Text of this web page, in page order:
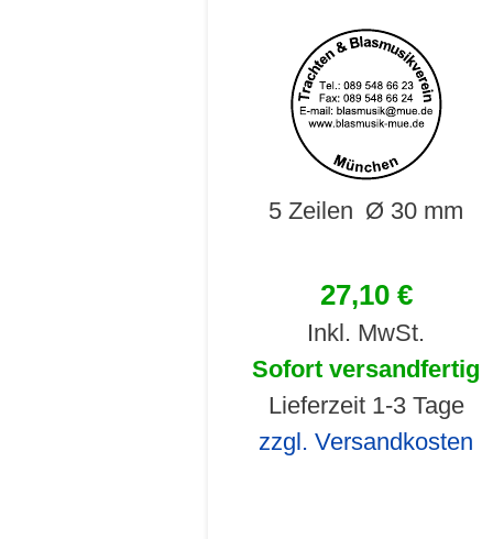
5 Zeilen Ø 30 mm
27,10 €
Inkl. MwSt.
Sofort versandfertig
Lieferzeit 1-3 Tage
zzgl. Versandkosten